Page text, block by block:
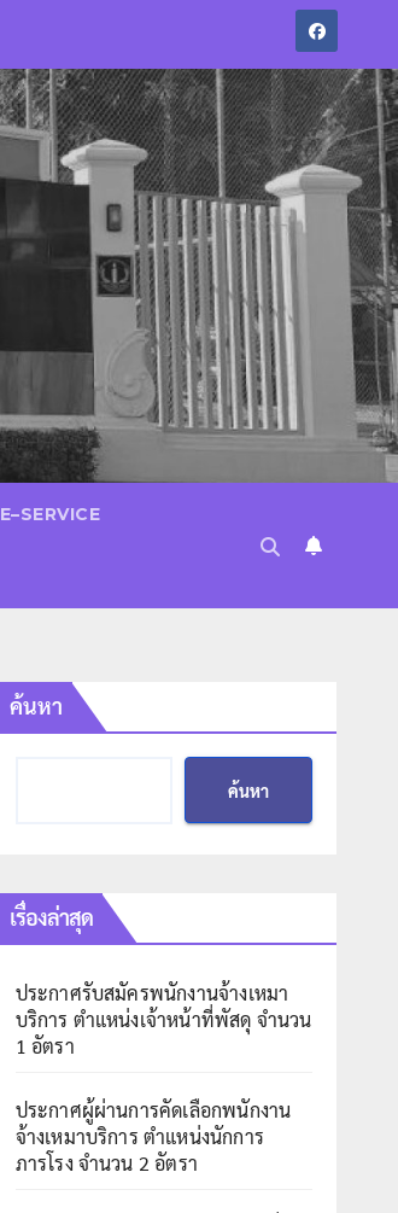
E–SERVICE
ค้นหา
ค้นหา
เรื่องล่าสุด
ประกาศรับสมัครพนักงานจ้างเหมา
บริการ ตำแหน่งเจ้าหน้าที่พัสดุ จำนวน
1 อัตรา
ประกาศผู้ผ่านการคัดเลือกพนักงาน
จ้างเหมาบริการ ตำแหน่งนักการ
ภารโรง จำนวน 2 อัตรา